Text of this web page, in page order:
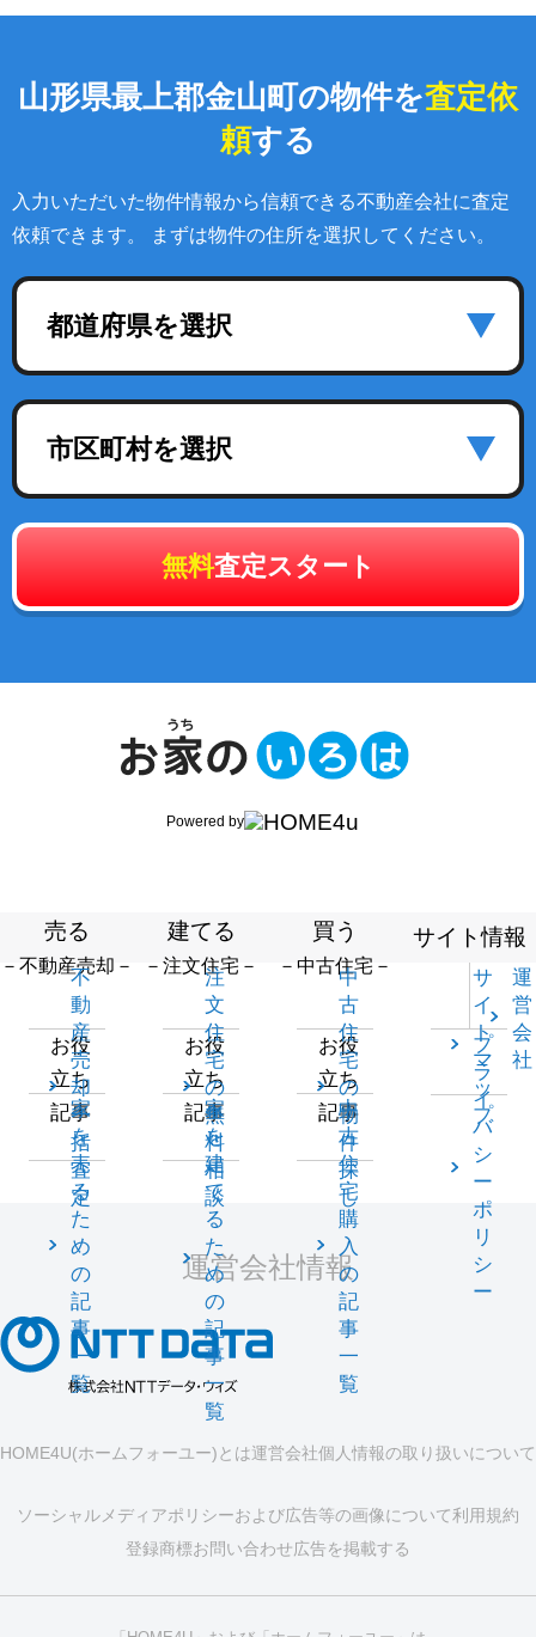
山形県最上郡金山町の物件を査定依
頼する
入力いただいた物件情報から信頼できる不動産会社に査定
依頼できます。 まずは物件の住所を選択してください。
都道府県を選択
市区町村を選択
無料査定スタート
Powered by
売る
－不動産売却－
不
動
産
売
却
一
括
査
定
お役
立ち
記事
家
を
売
る
た
め
の
記
事
一
覧
建てる
－注文住宅－
注
文
住
宅
の
無
料
相
談
お役
立ち
記事
家
を
建
て
る
た
め
の
記
事
一
覧
買う
－中古住宅－
中
古
住
宅
の
物
件
探
し
お役
立ち
記事
中
古
住
宅
購
入
の
記
事
一
覧
サイト情報
サ
イ
ト
マ
ッ
プ
運
営
会
社
プ
ラ
イ
バ
シ
ー
ポ
リ
シ
ー
運営会社情報
HOME4U(ホームフォーユー)とは運営会社個人情報の取り扱いについて
ソーシャルメディアポリシーおよび広告等の画像について利用規約
登録商標お問い合わせ広告を掲載する